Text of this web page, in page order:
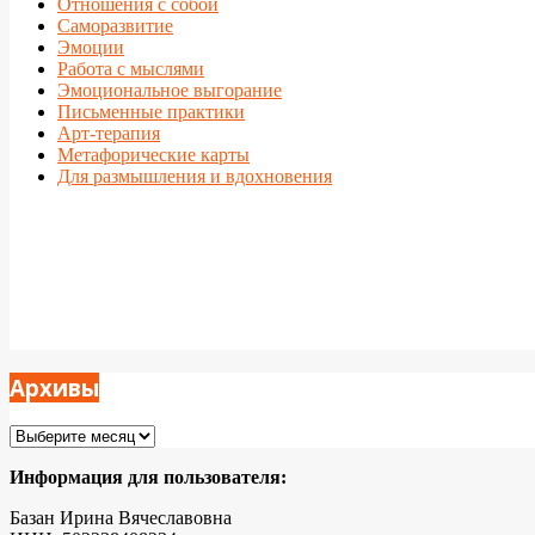
Отношения с собой
Саморазвитие
Эмоции
Работа с мыслями
Эмоциональное выгорание
Письменные практики
Арт-терапия
Метафорические карты
Для размышления и вдохновения
Архивы
Архивы
Информация для пользователя:
Базан Ирина Вячеславовна